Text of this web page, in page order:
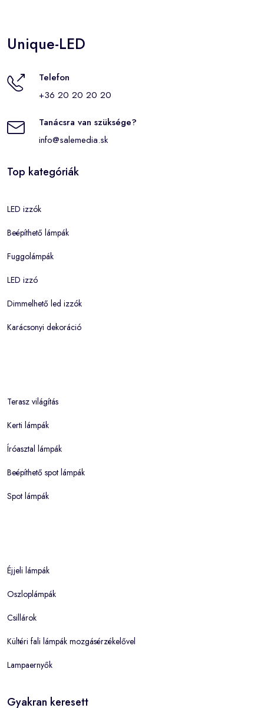
Unique-LED
Telefon
+36 20 20 20 20
Tanácsra van szüksége?
info@salemedia.sk
Top kategóriák
LED izzók
Beépíthető lámpák
Fuggolámpák
LED izzó
Dimmelhető led izzók
Karácsonyi dekoráció
Terasz világítás
Kerti lámpák
Íróasztal lámpák
Beépíthető spot lámpák
Spot lámpák
Éjjeli lámpák
Oszloplámpák
Csillárok
Kültéri fali lámpák mozgásérzékelővel
Lampaernyők
Gyakran keresett